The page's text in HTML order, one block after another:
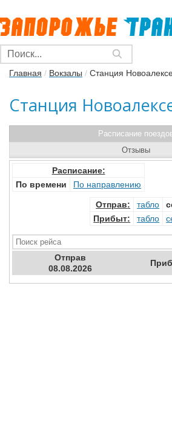
Главная / Вокзалы / Станция
Станция
Расписание
Расписание:
По времени
По направлению
Отправ: табло
Прибыт: табло
Отправ
08.08.2026
Приб
Отзывы